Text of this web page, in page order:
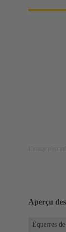
Aperçu
Equerres